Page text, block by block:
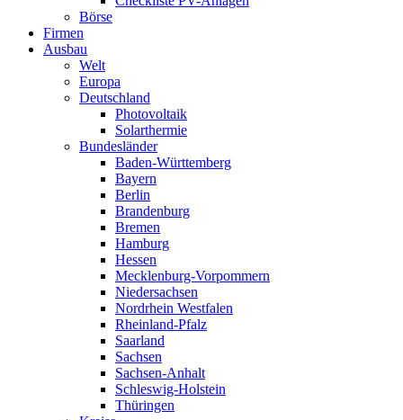
Börse
Firmen
Ausbau
Welt
Europa
Deutschland
Photovoltaik
Solarthermie
Bundesländer
Baden-Württemberg
Bayern
Berlin
Brandenburg
Bremen
Hamburg
Hessen
Mecklenburg-Vorpommern
Niedersachsen
Nordrhein Westfalen
Rheinland-Pfalz
Saarland
Sachsen
Sachsen-Anhalt
Schleswig-Holstein
Thüringen